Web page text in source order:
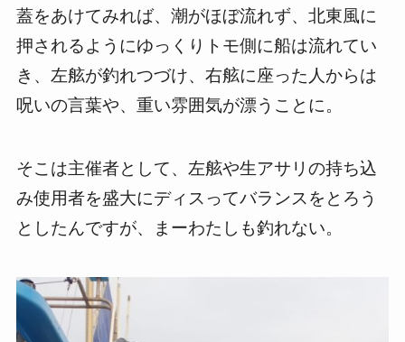
蓋をあけてみれば、潮がほぼ流れず、北東風に
押されるようにゆっくりトモ側に船は流れてい
き、左舷が釣れつづけ、右舷に座った人からは
呪いの言葉や、重い雰囲気が漂うことに。
そこは主催者として、左舷や生アサリの持ち込
み使用者を盛大にディスってバランスをとろう
としたんですが、まーわたしも釣れない。